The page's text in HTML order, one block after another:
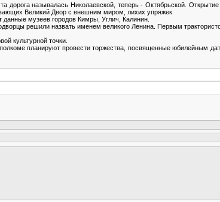
дорога называлась Николаевской, теперь - Октябрьской. Открытие
Великий Двор с внешним миром, лихих упряжек.
музеев городов Кимры, Углич, Калинин.
решили назвать именем великого Ленина. Первым
культурной точки.
планируют провести торжества, посвященные юбилейным